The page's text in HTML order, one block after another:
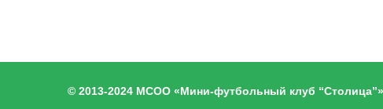
© 2013-2024 МСОО «Мини-футбольный клуб “Столица”»